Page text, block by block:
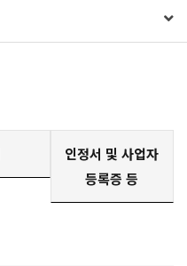
인정서 및 사업자
등록증 등